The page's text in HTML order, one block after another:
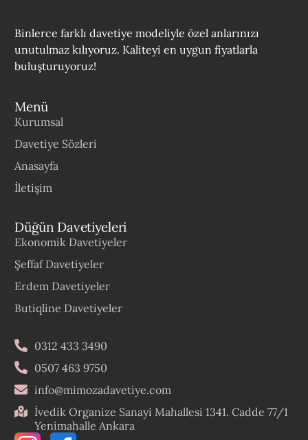
Binlerce farklı davetiye modeliyle özel anlarınızı
unutulmaz kılıyoruz. Kaliteyi en uygun fiyatlarla
buluşturuyoruz!
Menü
Kurumsal
Davetiye Sözleri
Anasayfa
İletişim
Düğün Davetiyeleri
Ekonomik Davetiyeler
Şeffaf Davetiyeler
Erdem Davetiyeler
Butiqline Davetiyeler
0312 433 3490
0507 463 9750
info@mimozadavetiye.com
İvedik Organize Sanayi Mahallesi 1341. Cadde 77/1
Yenimahalle Ankara